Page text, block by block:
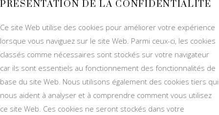
PRÉSENTATION DE LA CONFIDENTIALITÉ
Ce site Web utilise des cookies pour améliorer votre expérience
lorsque vous naviguez sur le site Web. Parmi ceux-ci, les cookies
classés comme nécessaires sont stockés sur votre navigateur
car ils sont essentiels au fonctionnement des fonctionnalités de
base du site Web. Nous utilisons également des cookies tiers qui
nous aident à analyser et à comprendre comment vous utilisez
ce site Web. Ces cookies ne seront stockés dans votre